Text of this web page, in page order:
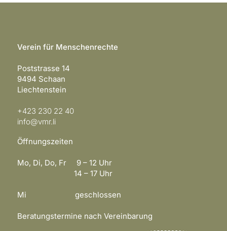
Verein für Menschenrechte
Poststrasse 14
9494 Schaan
Liechtenstein
+423 230 22 40
info@vmr.li
Öffnungszeiten
Mo, Di, Do, Fr 9 – 12 Uhr
14 – 17 Uhr
Mi geschlossen
Beratungstermine nach Vereinbarung